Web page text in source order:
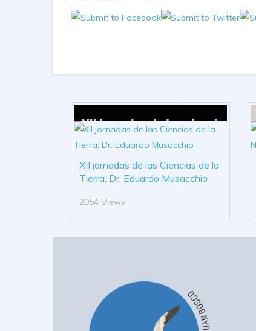
XII jornadas de las Ciencias de la
Tierra. Dr. Eduardo Musacchio
2054 Views